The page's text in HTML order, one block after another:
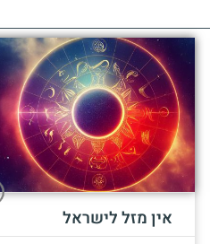
אין מזל לישראל